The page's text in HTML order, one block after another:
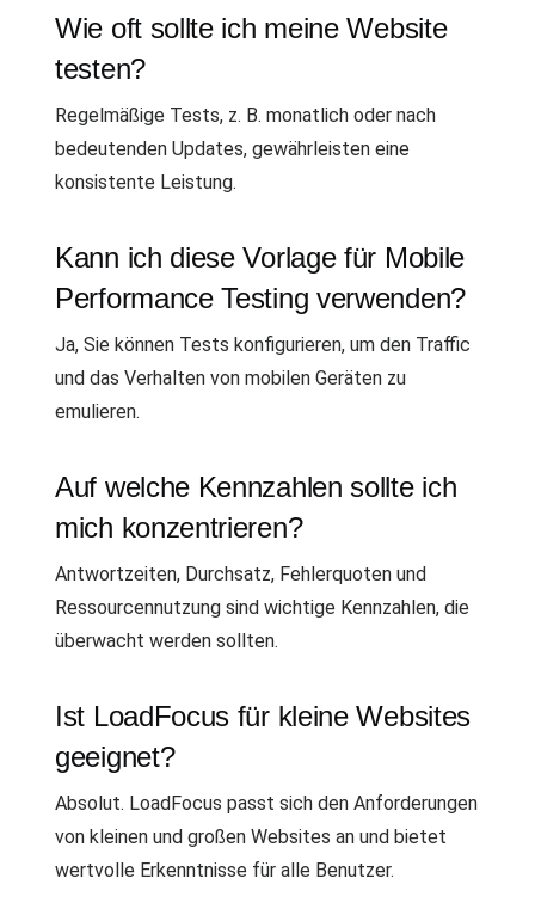
Wie oft sollte ich meine Website
testen?
Regelmäßige Tests, z. B. monatlich oder nach
bedeutenden Updates, gewährleisten eine
konsistente Leistung.
Kann ich diese Vorlage für Mobile
Performance Testing verwenden?
Ja, Sie können Tests konfigurieren, um den Traffic
und das Verhalten von mobilen Geräten zu
emulieren.
Auf welche Kennzahlen sollte ich
mich konzentrieren?
Antwortzeiten, Durchsatz, Fehlerquoten und
Ressourcennutzung sind wichtige Kennzahlen, die
überwacht werden sollten.
Ist LoadFocus für kleine Websites
geeignet?
Absolut. LoadFocus passt sich den Anforderungen
von kleinen und großen Websites an und bietet
wertvolle Erkenntnisse für alle Benutzer.